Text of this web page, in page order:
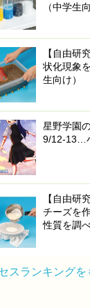
（中学生
【自由研
状化現象
生向け）
星野学園
9/12-13…
【自由研
チーズを
性質を調
スランキングを